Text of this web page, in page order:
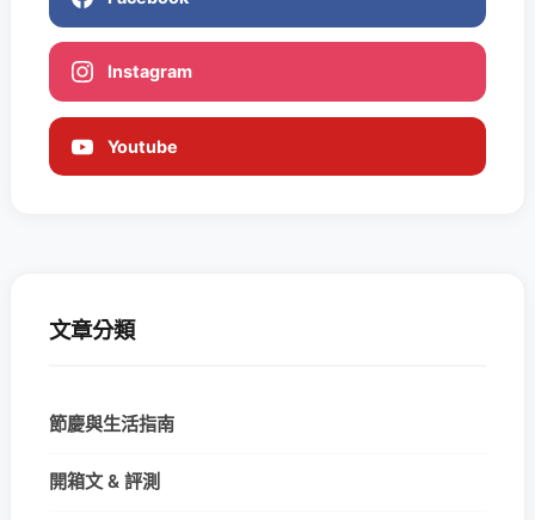
Instagram
Youtube
文章分類
節慶與生活指南
開箱文 & 評測